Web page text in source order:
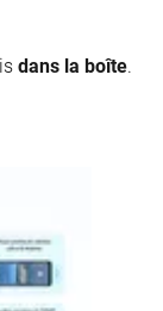
dans la boîte.